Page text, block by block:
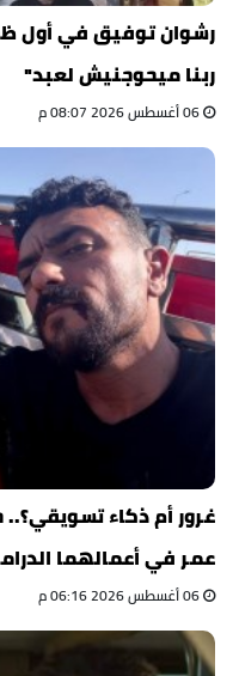
رشوان توفيق في أول
ربنا ميحوجنيش لعبد"
غرور أم ذكاء
عمر في أعمالهما